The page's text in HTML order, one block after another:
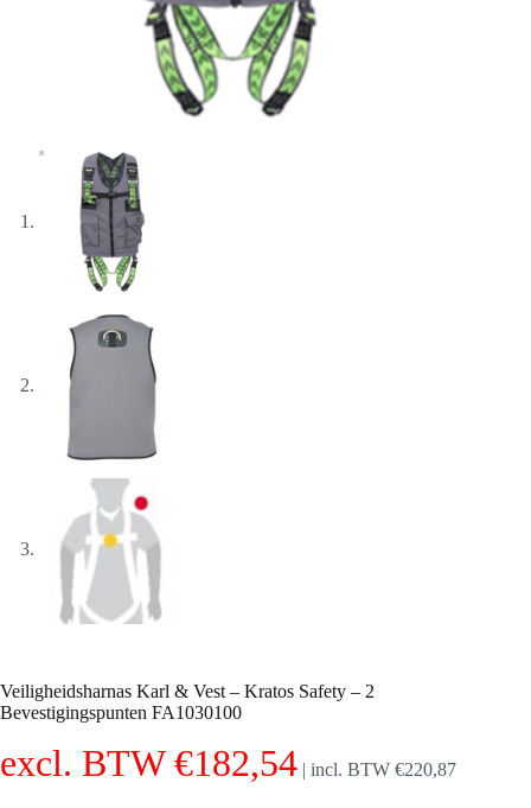
Veiligheidsharnas Karl & Vest – Kratos Safety – 2
Bevestigingspunten FA1030100
excl. BTW€182,54 | incl. BTW €220,87